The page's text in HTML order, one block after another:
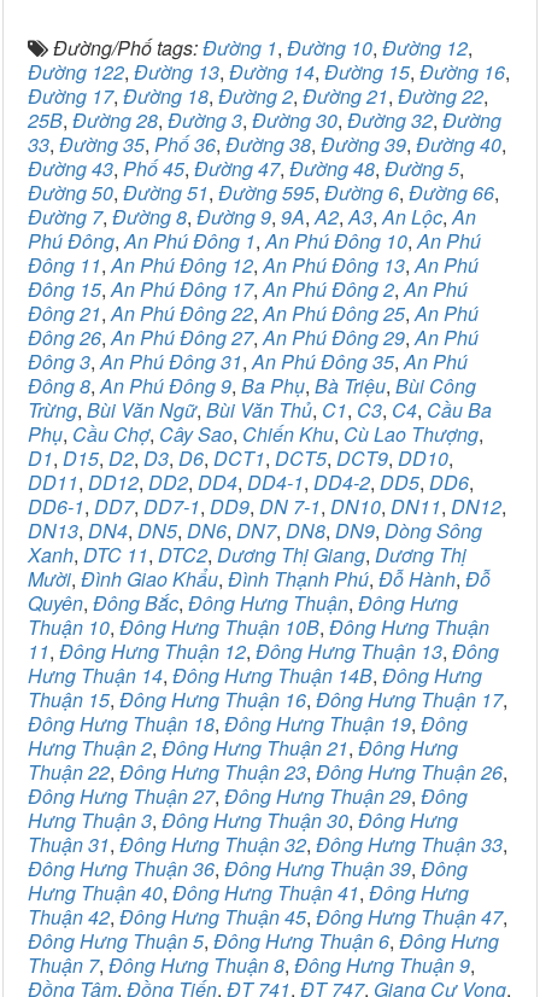
Đường/Phố tags:Đường 1, Đường 10, Đường 12,
Đường 122, Đường 13, Đường 14, Đường 15, Đường 16,
Đường 17, Đường 18, Đường 2, Đường 21, Đường 22,
25B, Đường 28, Đường 3, Đường 30, Đường 32, Đường
33, Đường 35, Phố 36, Đường 38, Đường 39, Đường 40,
Đường 43, Phố 45, Đường 47, Đường 48, Đường 5,
Đường 50, Đường 51, Đường 595, Đường 6, Đường 66,
Đường 7, Đường 8, Đường 9, 9A,A2,A3,An Lộc,An
Phú Đông,An Phú Đông 1,An Phú Đông 10,An Phú
Đông 11,An Phú Đông 12,An Phú Đông 13,An Phú
Đông 15,An Phú Đông 17,An Phú Đông 2,An Phú
Đông 21,An Phú Đông 22,An Phú Đông 25,An Phú
Đông 26,An Phú Đông 27,An Phú Đông 29,An Phú
Đông 3,An Phú Đông 31,An Phú Đông 35,An Phú
Đông 8,An Phú Đông 9, Ba Phụ, Bà Triệu, Bùi Công
Trừng, Bùi Văn Ngữ, Bùi Văn Thủ, C1, C3, C4, Cầu Ba
Phụ, Cầu Chợ, Cây Sao, Chiến Khu, Cù Lao Thượng,
D1, D15, D2, D3, D6, DCT1, DCT5, DCT9, DD10,
DD11, DD12, DD2, DD4, DD4-1, DD4-2, DD5, DD6,
DD6-1, DD7, DD7-1, DD9, DN 7-1, DN10, DN11, DN12,
DN13, DN4, DN5, DN6, DN7, DN8, DN9, Dòng Sông
Xanh, DTC 11, DTC2, Dương Thị Giang, Dương Thị
Mười, Đình Giao Khẩu, Đình Thạnh Phú, Đỗ Hành, Đỗ
Quyên, Đông Bắc, Đông Hưng Thuận, Đông Hưng
Thuận 10, Đông Hưng Thuận 10B, Đông Hưng Thuận
11, Đông Hưng Thuận 12, Đông Hưng Thuận 13, Đông
Hưng Thuận 14, Đông Hưng Thuận 14B, Đông Hưng
Thuận 15, Đông Hưng Thuận 16, Đông Hưng Thuận 17,
Đông Hưng Thuận 18, Đông Hưng Thuận 19, Đông
Hưng Thuận 2, Đông Hưng Thuận 21, Đông Hưng
Thuận 22, Đông Hưng Thuận 23, Đông Hưng Thuận 26,
Đông Hưng Thuận 27, Đông Hưng Thuận 29, Đông
Hưng Thuận 3, Đông Hưng Thuận 30, Đông Hưng
Thuận 31, Đông Hưng Thuận 32, Đông Hưng Thuận 33,
Đông Hưng Thuận 36, Đông Hưng Thuận 39, Đông
Hưng Thuận 40, Đông Hưng Thuận 41, Đông Hưng
Thuận 42, Đông Hưng Thuận 45, Đông Hưng Thuận 47,
Đông Hưng Thuận 5, Đông Hưng Thuận 6, Đông Hưng
Thuận 7, Đông Hưng Thuận 8, Đông Hưng Thuận 9,
Đồng Tâm, Đồng Tiến, ĐT 741, ĐT 747, Giang Cự Vọng,